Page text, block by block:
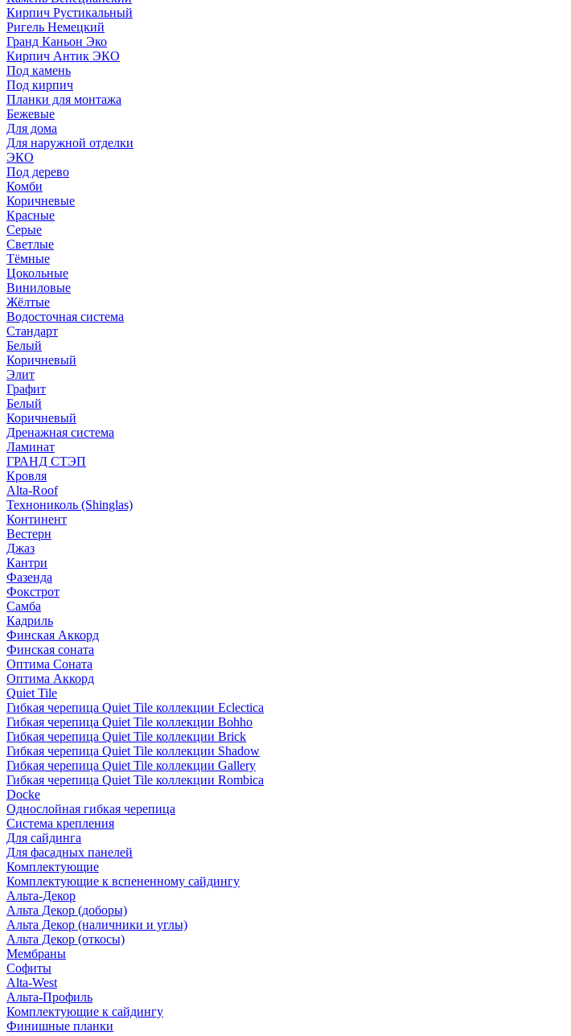
Кирпич Рустикальный
Ригель Немецкий
Гранд Каньон Эко
Кирпич Антик ЭКО
Под камень
Под кирпич
Планки для монтажа
Бежевые
Для дома
Для наружной отделки
ЭКO
Под дерево
Комби
Коричневые
Красные
Серые
Светлые
Тёмные
Цокольные
Виниловые
Жёлтые
Водосточная система
Стандарт
Белый
Коричневый
Элит
Графит
Белый
Коричневый
Дренажная система
Ламинат
ГРАНД СТЭП
Кровля
Alta-Roof
Технониколь (Shinglas)
Континент
Вестерн
Джаз
Кантри
Фазенда
Фокстрот
Самба
Кадриль
Финская Аккорд
Финская соната
Оптима Соната
Оптима Аккорд
Quiet Tile
Гибкая черепица Quiet Tile коллекции Eclectica
Гибкая черепица Quiet Tile коллекции Bohho
Гибкая черепица Quiet Tile коллекции Brick
Гибкая черепица Quiet Tile коллекции Shadow
Гибкая черепица Quiet Tile коллекции Gallery
Гибкая черепица Quiet Tile коллекции Rombica
Docke
Однослойная гибкая черепица
Система крепления
Для сайдинга
Для фасадных панелей
Комплектующие
Комплектующие к вспененному сайдингу
Альта-Декор
Альта Декор (доборы)
Альта Декор (наличники и углы)
Альта Декор (откосы)
Мембраны
Софиты
Alta-West
Альта-Профиль
Комплектующие к сайдингу
Финишные планки